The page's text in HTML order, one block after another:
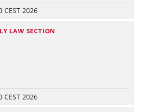
CEST 2026
LAW SECTION
CEST 2026